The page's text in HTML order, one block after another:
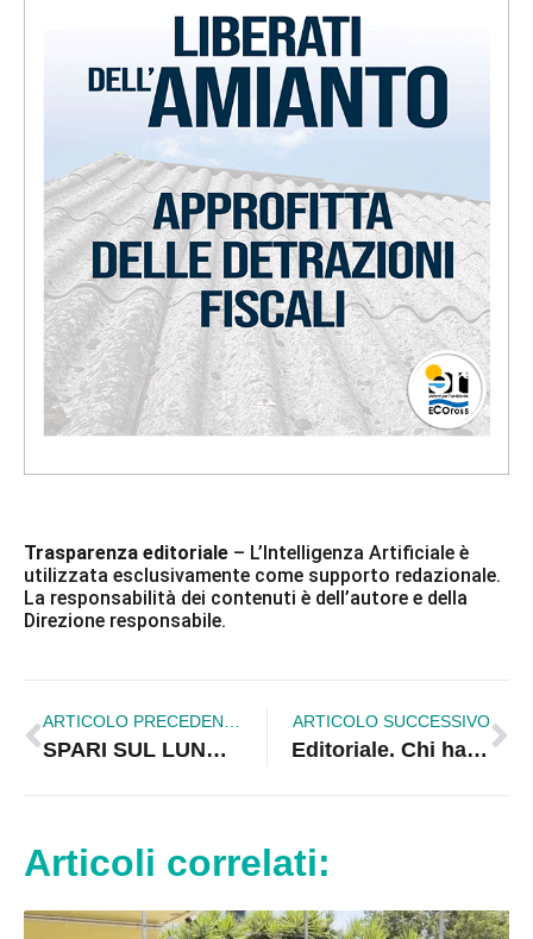
Trasparenza editoriale – L’Intelligenza Artificiale è
utilizzata esclusivamente come supporto redazionale.
La responsabilità dei contenuti è dell’autore e della
Direzione responsabile.
ARTICOLO PRECEDENTE
SPARI SUL LUNGOMARE DI ROSSANO: UN FERITO
ARTICOLO SUCCESSIVO
Editoriale. Chi ha paura dello Stato? Terza sparatoria a Rossano. Il Viminale intervenga subito: qui non servono più parole
Articoli correlati: